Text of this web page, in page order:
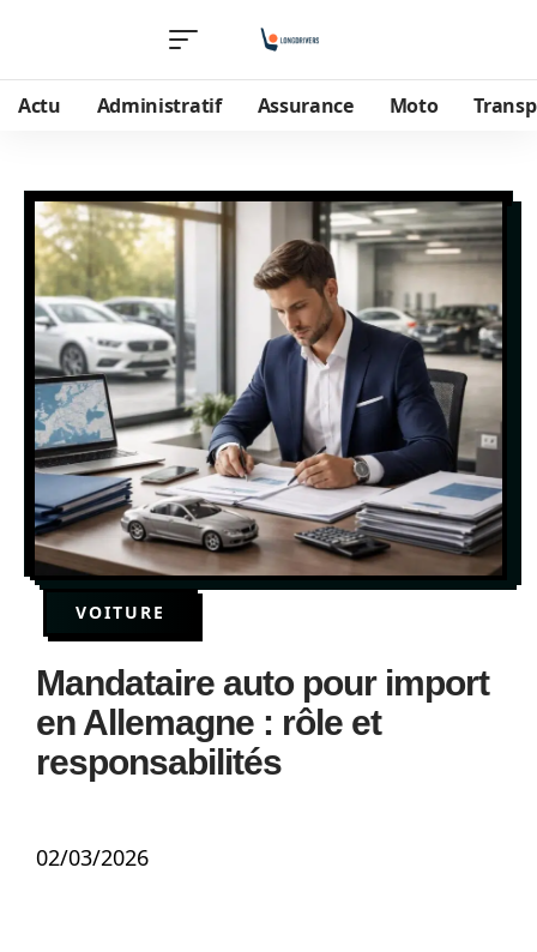
Actu Administratif Assurance Moto
VOITURE
Mandataire auto pour import
en Allemagne : rôle et
responsabilités
02/03/2026